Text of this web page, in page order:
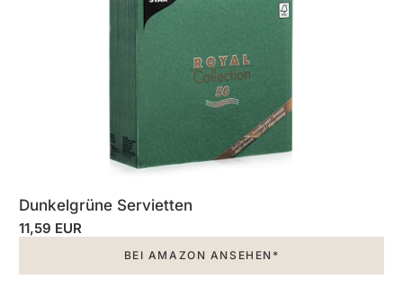
Dunkelgrüne Servietten
11,59 EUR
BEI AMAZON ANSEHEN*